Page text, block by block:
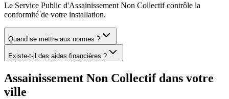
Le Service Public d'Assainissement Non Collectif contrôle la
conformité de votre installation.
Quand se mettre aux normes ?
Existe-t-il des aides financières ?
Assainissement Non Collectifdans votre
ville